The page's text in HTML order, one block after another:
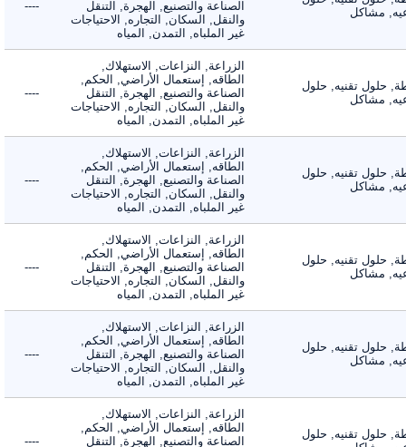
مشاكل
الصناعة والتصنيع, الهجرة, التنقل
والنقل, السكان, التجاره, الاحتياجات
غير الملباه, التمدن, المياه
----
حلول تقنيه, حلول
مشاكل
الزراعة, النزاعات, الاستهلاك,
الطاقه, إستعمال الأراضي, الحكم,
الصناعة والتصنيع, الهجرة, التنقل
والنقل, السكان, التجاره, الاحتياجات
غير الملباه, التمدن, المياه
----
حلول تقنيه, حلول
مشاكل
الزراعة, النزاعات, الاستهلاك,
الطاقه, إستعمال الأراضي, الحكم,
الصناعة والتصنيع, الهجرة, التنقل
والنقل, السكان, التجاره, الاحتياجات
غير الملباه, التمدن, المياه
----
حلول تقنيه, حلول
مشاكل
الزراعة, النزاعات, الاستهلاك,
الطاقه, إستعمال الأراضي, الحكم,
الصناعة والتصنيع, الهجرة, التنقل
والنقل, السكان, التجاره, الاحتياجات
غير الملباه, التمدن, المياه
----
حلول تقنيه, حلول
مشاكل
الزراعة, النزاعات, الاستهلاك,
الطاقه, إستعمال الأراضي, الحكم,
الصناعة والتصنيع, الهجرة, التنقل
والنقل, السكان, التجاره, الاحتياجات
غير الملباه, التمدن, المياه
----
حلول تقنيه, حلول
الزراعة, النزاعات, الاستهلاك,
الطاقه, إستعمال الأراضي, الحكم,
الصناعة والتصنيع, الهجرة, التنقل
----